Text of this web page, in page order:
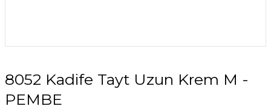
8052 Kadife Tayt Uzun Krem M -
PEMBE